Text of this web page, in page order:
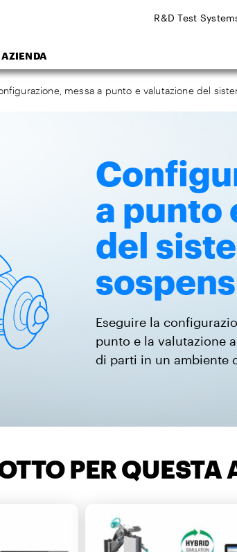
AZIENDA
R&D Test
messa a punto e valutazione del
a punto
del
Eseguire la
punto e la valutazione
di parti in un ambiente
PER QUESTA